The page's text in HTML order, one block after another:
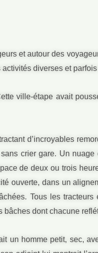
et autour des
diverses et
ville-étape avait
d’incroyables
crier gare. Un
de deux ou trois
ouverte, dans un
Tous les
dont chacune
un homme petit, sec,